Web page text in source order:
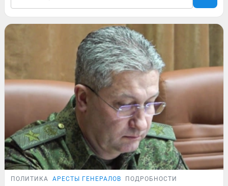
ПОЛИТИКА АРЕСТЫ ГЕНЕРАЛОВ ПОДРОБНОСТИ